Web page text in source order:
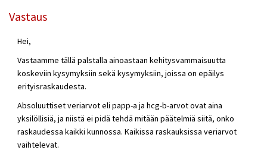
Vastaus
Hei,
Vastaamme tällä palstalla ainoastaan kehitysvammaisuutta
koskeviin kysymyksiin sekä kysymyksiin, joissa on epäilys
erityisraskaudesta.
Absoluuttiset veriarvot eli papp-a ja hcg-b-arvot ovat aina
yksilöllisiä, ja niistä ei pidä tehdä mitään päätelmiä siitä, onko
raskaudessa kaikki kunnossa. Kaikissa raskauksissa veriarvot
vaihtelevat.